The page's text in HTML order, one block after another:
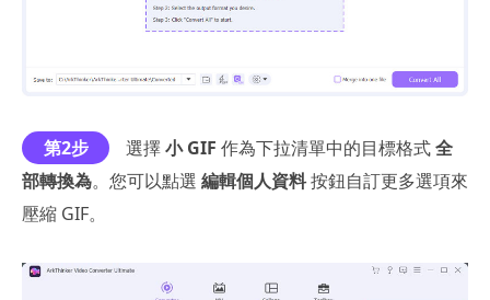
第2步 選擇小 GIF 作為下拉清單中的目標格式全
部轉換為。您可以點選 編輯個人資料按鈕自訂更多選項來
壓縮 GIF。